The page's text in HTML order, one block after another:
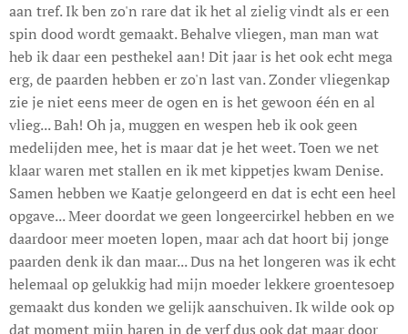
aan tref. Ik ben zo'n rare dat ik het al zielig vindt als er een
spin dood wordt gemaakt. Behalve vliegen, man man wat
heb ik daar een pesthekel aan! Dit jaar is het ook echt mega
erg, de paarden hebben er zo'n last van. Zonder vliegenkap
zie je niet eens meer de ogen en is het gewoon één en al
vlieg... Bah! Oh ja, muggen en wespen heb ik ook geen
medelijden mee, het is maar dat je het weet. Toen we net
klaar waren met stallen en ik met kippetjes kwam Denise.
Samen hebben we Kaatje gelongeerd en dat is echt een heel
opgave... Meer doordat we geen longeercirkel hebben en we
daardoor meer moeten lopen, maar ach dat hoort bij jonge
paarden denk ik dan maar... Dus na het longeren was ik echt
helemaal op gelukkig had mijn moeder lekkere groentesoep
gemaakt dus konden we gelijk aanschuiven. Ik wilde ook op
dat moment mijn haren in de verf dus ook dat maar door